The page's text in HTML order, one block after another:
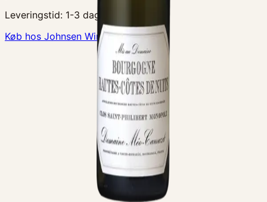
Leveringstid: 1-3 dage
Køb hos Johnsen Wine